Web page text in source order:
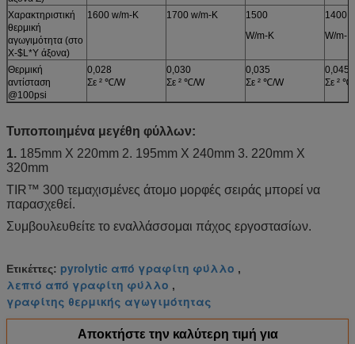
Χαρακτηριστική
θερμική
αγωγιμότητα (στο
X-$L*Y άξονα)
1600 w/m-Κ 1700 w/m-Κ
1500
W/m-Κ
1400
W/m-Κ
Θερμική
αντίσταση
@100psi
0,028
Σε ² ℃/W
0,030
Σε ² ℃/W
0,035
Σε ² ℃/W
0,045
Σε ²
Τυποποιημένα μεγέθη φύλλων:
1. 185mm X 220mm 2. 195mm X 240mm 3. 220mm X
320mm
TIR™ 300 τεμαχισμένες άτομο μορφές σειράς μπορεί να
παρασχεθεί.
Συμβουλευθείτε το εναλλάσσομαι πάχος εργοστασίων.
Ετικέττες: pyrolytic από γραφίτη φύλλο ,
λεπτό από γραφίτη φύλλο ,
γραφίτης θερμικής αγωγιμότητας
Αποκτήστε την καλύτερη τιμή για